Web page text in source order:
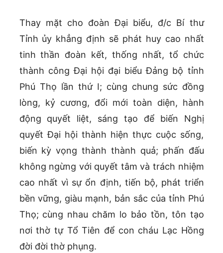
Thay mặt cho đoàn Đại biểu, đ/c Bí thư
Tỉnh ủy khẳng định sẽ phát huy cao nhất
tinh thần đoàn kết, thống nhất, tổ chức
thành công Đại hội đại biểu Đảng bộ tỉnh
Phú Thọ lần thứ I; cùng chung sức đồng
lòng, kỷ cương, đổi mới toàn diện, hành
động quyết liệt, sáng tạo để biến Nghị
quyết Đại hội thành hiện thực cuộc sống,
biến kỳ vọng thành thành quả; phấn đấu
không ngừng với quyết tâm và trách nhiệm
cao nhất vì sự ổn định, tiến bộ, phát triển
bền vững, giàu mạnh, bản sắc của tỉnh Phú
Thọ; cùng nhau chăm lo bảo tồn, tôn tạo
nơi thờ tự Tổ Tiên để con cháu Lạc Hồng
đời đời thờ phụng.